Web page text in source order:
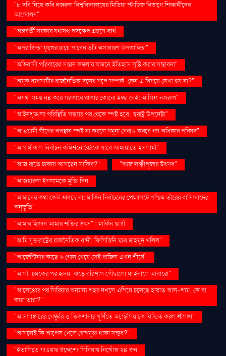
"৮ দবি নিয়ে কবি নজরুল বিশ্ববিদ্যালয়ের মিডিয়া স্টাডিজ বিভাগে শিক্ষার্থীদের
আন্দোলন"
"অন্তর্বর্তী সরকার যথাযথ পদক্ষেপ গ্রহণে ব্যর্থ
"অপরাজিতা ফুলের চায়ে পাবেন ৬টি অসাধারণ উপকারিতা"
"অভিবাসী পরিবারের সন্তান কমলার সামনে ইতিহাস সৃষ্টি করার সম্ভাবনা"
"অমুক ব্যবসায়ীর রাজনৈতিক দলের সঙ্গে সম্পর্ক: কেন এ বিষয়ে লেখা হয় না?"
"অযথা সময় নষ্ট করে সরকারে থাকার কোনো ইচ্ছা নেই: আসিফ নজরুল"
"আইনশৃঙ্খলা পরিস্থিতি সন্ধ্যার পর থেকে স্পষ্ট হবে: স্বরাষ্ট্র উপদেষ্টা"
"আওয়ামী লীগের অবস্থান স্পষ্ট না করলে যমুনা ঘেরাও করবে গণ অধিকার পরিষদ"
"আগামীকাল নির্বাচন কমিশনে বৈঠকে যাবে জামায়াতে ইসলামী"
"আজ রাতে ঢাকায় আসছেন সাকিব?"
"আজ লক্ষ্মীপূজার উৎসব"
"আজহারুল ইসলামকে মুক্তি দিন
"আমাদের কথা কেউ ভাবছে না: মার্কিন নির্বাচনের প্রেক্ষাপটে পশ্চিম তীরের বাসিন্দাদের
অনুভূতি"
"আমার হিজাব আমার শক্তির উৎস" : মার্কিন ছাত্রী
"আমি যুক্তরাষ্ট্রের রাজনৈতিক বন্দী: ফিলিস্তিনি ছাত্র মাহমুদ খলিল"
"আর্জেন্টিনার কাছে ৬ গোল খেয়ে সেই ব্রাজিল এখন শীর্ষে"
"আলী-চমকের পর হৃদয়-ঝড়ে বরিশাল পৌঁছালো ফাইনালে আবারো"
"আলেপ্পোর পর সিরিয়ার অন্যান্য শহর দখলে এগিয়ে চলেছে হায়াত আল-শাম: কে বা
কারা তারা?"
"আসলাঙ্কারের সেঞ্চুরি ও তিকশানার ঘূর্ণিতে অস্ট্রেলিয়াকে বিস্মিত করল শ্রীলঙ্কা"
"আসলেই কি আপেল খেলে রোগমুক্ত থাকা সম্ভব?"
"ইতালিতে যাওয়ার উদ্দেশ্যে লিবিয়ায় নিখোঁজ ২৪ জন